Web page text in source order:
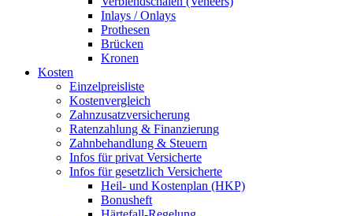
Inlays / Onlays
Prothesen
Brücken
Kronen
Kosten
Einzelpreisliste
Kostenvergleich
Zahnzusatzversicherung
Ratenzahlung & Finanzierung
Zahnbehandlung & Steuern
Infos für privat Versicherte
Infos für gesetzlich Versicherte
Heil- und Kostenplan (HKP)
Bonusheft